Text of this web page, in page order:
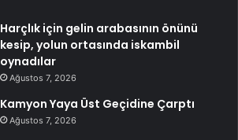
Harçlık için gelin arabasının önünü
kesip, yolun ortasında iskambil
oynadılar
Ağustos 7, 2026
Kamyon Yaya Üst Geçidine Çarptı
Ağustos 7, 2026